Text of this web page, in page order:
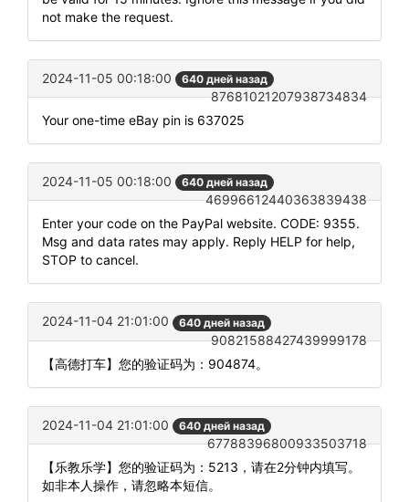
not make the request.
2024-11-05 00:18:00 640 дней назад
87681021207938734834
Your one-time eBay pin is 637025
2024-11-05 00:18:00 640 дней назад
46996612440363839438
Enter your code on the PayPal website. CODE: 9355.
Msg and data rates may apply. Reply HELP for help,
STOP to cancel.
2024-11-04 21:01:00 640 дней назад
90821588427439999178
【高德打车】您的验证码为：904874。
2024-11-04 21:01:00 640 дней назад
67788396800933503718
【乐教乐学】您的验证码为：5213，请在2分钟内填写。
如非本人操作，请忽略本短信。